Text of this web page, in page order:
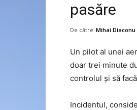
pasăre
De către Mihai Diaconu
Un pilot al unei
doar trei minute
controlul și să
Incidentul,